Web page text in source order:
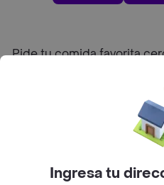
Pide tu comida favorita
Ingresa tu